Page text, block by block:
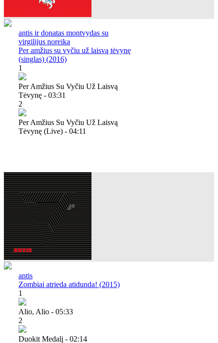
antis ir donatas montvydas su
virgilijus noreika
Per amžius su vyčiu už laisvą tėvynę
(singlas) (2016)
1
Per Amžius Su Vyčiu Už Laisvą
Tėvynę - 03:31
2
Per Amžius Su Vyčiu Už Laisvą
Tėvynę (live) - 04:11
antis
Zombiai atrieda atidunda! (2015)
1
Alio, Alio - 05:33
2
Duokit Medalį - 02:14